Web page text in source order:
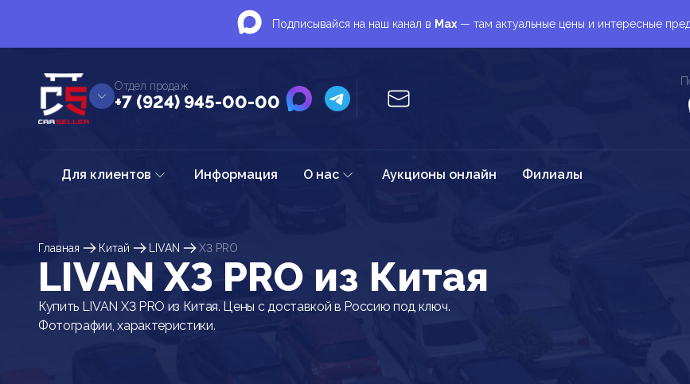
Подписывайся на наш канал в Max — там актуальные цены и интересные
Отдел продаж
+7 (924) 945-00-00
Для клиентов Информация О нас Аукционы онлайн Филиалы
Главная Китай LIVAN X3 PRO
LIVAN X3 PRO из Китая
Купить LIVAN X3 PRO из Китая. Цены с доставкой в Россию под ключ.
Фотографии, характеристики.